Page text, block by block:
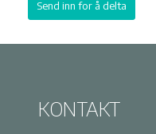
KONTAKT